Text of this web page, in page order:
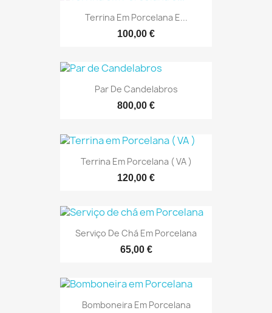
Terrina Em Porcelana E...
100,00 €
Par De Candelabros
800,00 €
Terrina Em Porcelana ( VA )
120,00 €
Serviço De Chá Em Porcelana
65,00 €
Bomboneira Em Porcelana